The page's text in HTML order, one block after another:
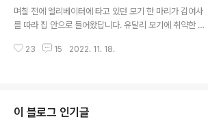
급했는지 내려오는 에스컬레이터로 올라가는 것이었습니
다. 나이는 대략 60대 중후반 정도. 아마도 처음에는 올라
라가다 보니 이게 아닌데 하면서도 주변 시선이 의식이 되
며칠 전에 엘리베이터에 타고 있던 모기 한 마리가 김여사
를 따라 집 안으로 들어왔답니다. 유달리 모기에 취약한 김
태가 발생. 모기 주댕이 비뚤어지는 가을 처서 지난 지 언제
황이 우리 집에서는 조금 심각한 사태가 되었네유. 이후 모
기 한 마리와의 전쟁이 시작되었는데, 이틀 물리고 나서 저
23 15 2022. 11. 18.
이 블로그 인기글